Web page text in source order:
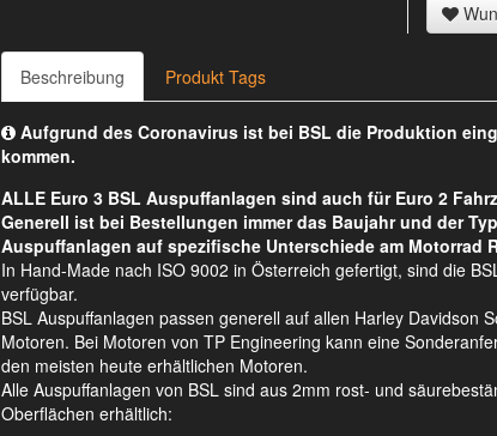
Beschreibung Produkt Tags
Aufgrund des Coronavirus ist bei BSL die Produktion
kommen.
ALLE Euro 3 BSL Auspuffanlagen sind auch für Euro 2
Generell ist bei Bestellungen immer das Baujahr und der
Auspuffanlagen auf spezifische Unterschiede am Motorrad
In Hand-Made nach ISO 9002 in Österreich gefertigt, sind die
verfügbar.
BSL Auspuffanlagen passen generell auf allen Harley Davidson
Motoren. Bei Motoren von TP Engineering kann eine
den meisten heute erhältlichen Motoren.
Alle Auspuffanlagen von BSL sind aus 2mm rost- und
Oberflächen erhältlich: